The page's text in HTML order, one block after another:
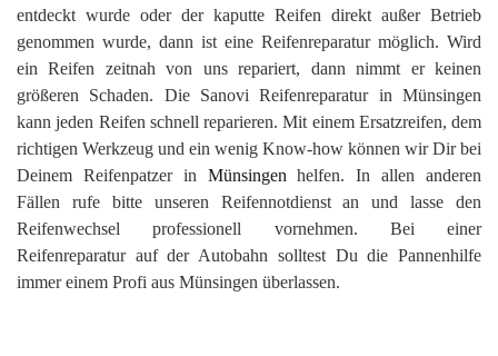
entdeckt wurde oder der kaputte Reifen direkt außer Betrieb
genommen wurde, dann ist eine Reifenreparatur möglich. Wird
ein Reifen zeitnah von uns repariert, dann nimmt er keinen
größeren Schaden. Die Sanovi Reifenreparatur in Münsingen
kann jeden Reifen schnell reparieren. Mit einem Ersatzreifen, dem
richtigen Werkzeug und ein wenig Know-how können wir Dir bei
Deinem Reifenpatzer in Münsingenhelfen. In allen anderen
Fällen rufe bitte unseren Reifennotdienst an und lasse den
Reifenwechsel professionell vornehmen. Bei einer
Reifenreparatur auf der Autobahn solltest Du die Pannenhilfe
immer einem Profi aus Münsingen überlassen.